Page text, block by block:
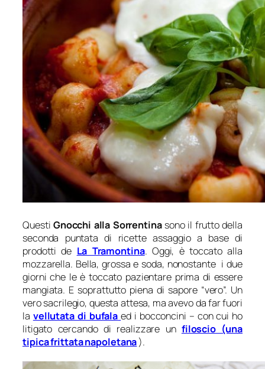
Questi Gnocchi alla Sorrentinasono il frutto della
seconda puntata di ricette assaggio a base di
prodotti de La Tramontina. Oggi, è toccato alla
mozzarella. Bella, grossa e soda, nonostante i due
giorni che le è toccato pazientare prima di essere
mangiata. E soprattutto piena di sapore “vero”. Un
vero sacrilegio, questa attesa, ma avevo da far fuori
la vellutata di bufala ed i bocconcini – con cui ho
litigato cercando di realizzare un filoscio (una
tipica frittata napoletana).